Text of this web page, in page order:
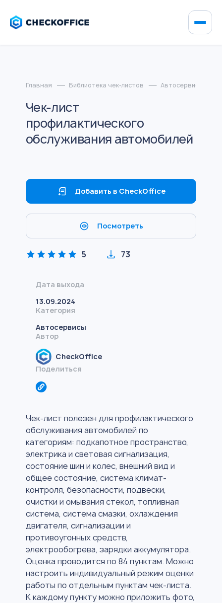
Главная Библиотека чек-листов Автосервисы
Чек-лист
профилактического
обслуживания автомобилей
Добавить в CheckOffice
Посмотреть
5 73
Дата выхода
13.09.2024
Категория
Автосервисы
Автор
CheckOffice
Поделиться
Чек-лист полезен для профилактического
обслуживания автомобилей по
категориям: подкапотное пространство,
электрика и световая сигнализация,
состояние шин и колес, внешний вид и
общее состояние, система климат-
контроля, безопасности, подвески,
очистки и омывания стекол, топливная
система, система смазки, охлаждения
двигателя, сигнализации и
противоугонных средств,
электрообогрева, зарядки аккумулятора.
Оценка проводится по 84 пунктам. Можно
настроить индивидуальный режим оценки
работы по отдельным пунктам чек-листа.
К каждому пункту можно приложить фото,